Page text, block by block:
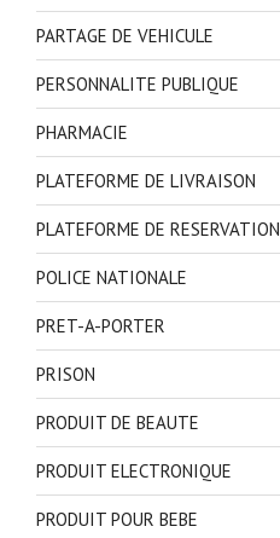
PARTAGE DE VEHICULE
PERSONNALITE PUBLIQUE
PHARMACIE
PLATEFORME DE LIVRAISON
PLATEFORME DE RESERVATION
POLICE NATIONALE
PRET-A-PORTER
PRISON
PRODUIT DE BEAUTE
PRODUIT ELECTRONIQUE
PRODUIT POUR BEBE